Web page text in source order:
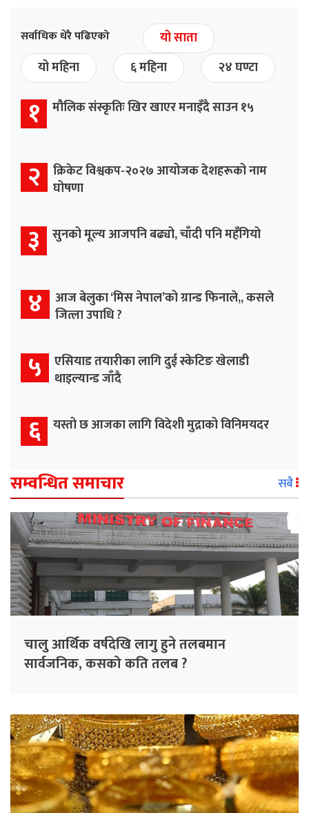
सर्वाधिक धेरै पढिएको
यो साता
यो महिना
६ महिना २४ घण्टा
१ मौलिक संस्कृतिः खिर खाएर मनाइँदै साउन १५
२
क्रिकेट विश्वकप-२०२७ आयोजक देशहरूको नाम
घोषणा
३ सुनको मूल्य आजपनि बढ्यो, चाँदी पनि महँगियो
४
आज बेलुका ‘मिस नेपाल’को ग्रान्ड फिनाले,, कसले
जित्ला उपाधि ?
५
एसियाड तयारीका लागि दुई स्केटिङ खेलाडी
थाइल्यान्ड जाँदै
६ यस्तो छ आजका लागि विदेशी मुद्राको विनिमयदर
सम्वन्धित समाचार सबै
चालु आर्थिक वर्षदेखि लागु हुने तलबमान
सार्वजनिक, कसको कति तलब ?